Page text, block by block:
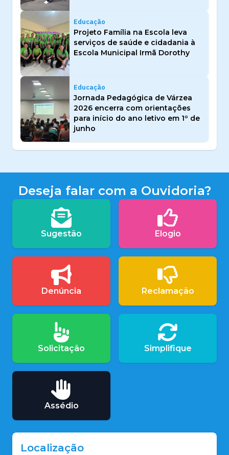
Educação
Projeto Família na Escola leva
serviços de saúde e cidadania à
Escola Municipal Irmã Dorothy
Educação
Jornada Pedagógica de Várzea
2026 encerra com orientações
para início do ano letivo em 1º de
junho
Deseja falar com a Ouvidoria?
Sugestão Elogio
Denúncia Reclamação
Solicitação Simplifique
Assédio
Localização